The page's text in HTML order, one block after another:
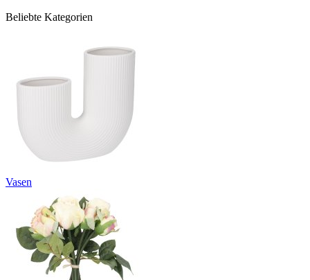
Beliebte Kategorien
Vasen